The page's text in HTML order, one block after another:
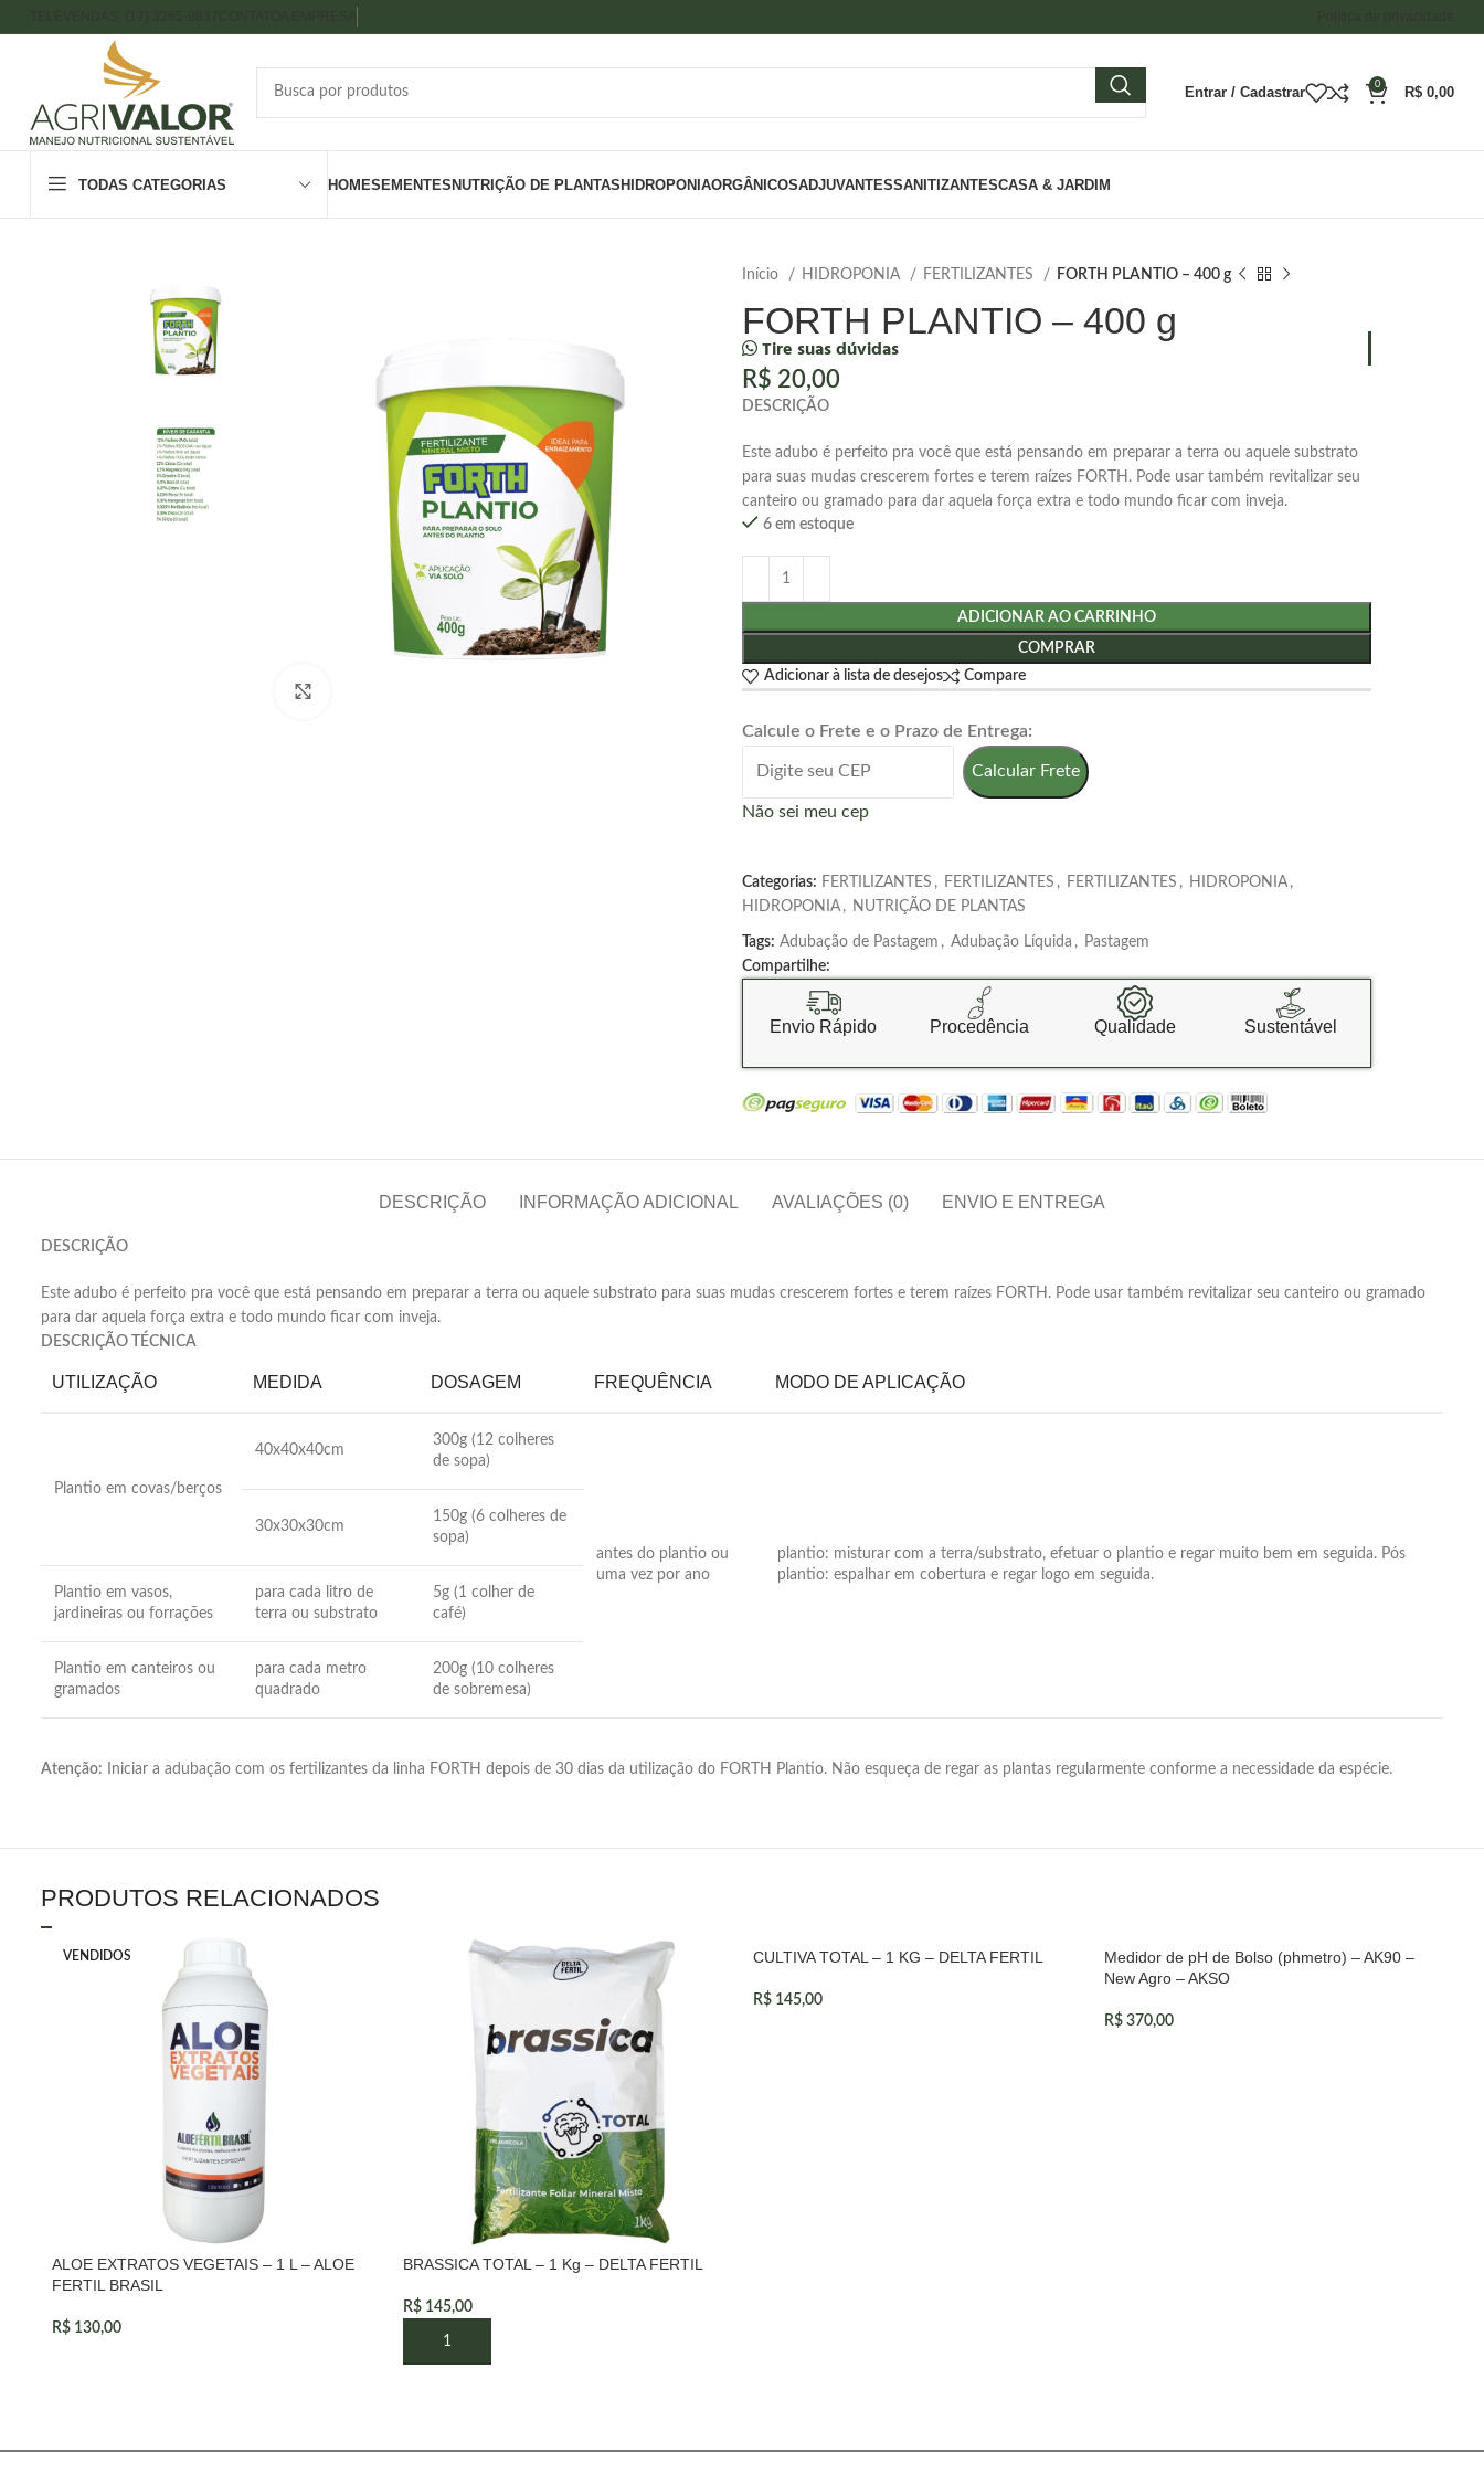
Entrar / Cadastrar 0 R$ 0,00
TODAS CATEGORIAS HOMESEMENTESNUTRIÇÃO DE PLANTASHIDROPONIAORGÂNICOSADJUVANTESSANITIZANTESCASA & JARDIM
Início HIDROPONIA FERTILIZANTES FORTH PLANTIO – 400 g
FORTH PLANTIO – 400 g
Tire suas dúvidas
R$ 20,00
DESCRIÇÃO
Este adubo é perfeito pra você que está pensando em preparar a terra ou aquele substrato
para suas mudas crescerem fortes e terem raízes FORTH. Pode usar também revitalizar seu
canteiro ou gramado para dar aquela força extra e todo mundo ficar com inveja.
6 em estoque
ADICIONAR AO CARRINHO
COMPRAR
Adicionar à lista de desejos
Compare
Calcule o Frete e o Prazo de Entrega:
Calcular Frete
Não sei meu cep
Categorias: FERTILIZANTES , FERTILIZANTES , FERTILIZANTES , HIDROPONIA ,
HIDROPONIA , NUTRIÇÃO DE PLANTAS
Tags: Adubação de Pastagem , Adubação Líquida , Pastagem
Compartilhe:
Envio Rápido Procedência Qualidade Sustentável
DESCRIÇÃO INFORMAÇÃO ADICIONAL AVALIAÇÕES (0) ENVIO E ENTREGA
DESCRIÇÃO
Este adubo é perfeito pra você que está pensando em preparar a terra ou aquele substrato para suas mudas crescerem fortes e terem raízes FORTH. Pode usar também revitalizar seu canteiro ou gramado
para dar aquela força extra e todo mundo ficar com inveja.
DESCRIÇÃO TÉCNICA
UTILIZAÇÃO MEDIDA DOSAGEM FREQUÊNCIA MODO DE APLICAÇÃO
Plantio em covas/berços
40x40x40cm
300g (12 colheres
de sopa)
antes do plantio ou
uma vez por ano
plantio: misturar com a terra/substrato, efetuar o plantio e regar muito bem em seguida. Pós
plantio: espalhar em cobertura e regar logo em seguida.
30x30x30cm
150g (6 colheres de
sopa)
Plantio em vasos,
jardineiras ou forrações
para cada litro de
terra ou substrato
5g (1 colher de
café)
Plantio em canteiros ou
gramados
para cada metro
quadrado
200g (10 colheres
de sobremesa)
Atenção: Iniciar a adubação com os fertilizantes da linha FORTH depois de 30 dias da utilização do FORTH Plantio. Não esqueça de regar as plantas regularmente conforme a necessidade da espécie.
PRODUTOS RELACIONADOS
VENDIDOS
ALOE EXTRATOS VEGETAIS – 1 L – ALOE
FERTIL BRASIL
R$ 130,00
BRASSICA TOTAL – 1 Kg – DELTA FERTIL
R$145,00
ADICIONAR AO CARRINHO
VENDIDOS
CULTIVA TOTAL – 1 KG – DELTA FERTIL
R$ 145,00
Medidor de pH de Bolso (phmetro) – AK90 –
New Agro – AKSO
R$370,00